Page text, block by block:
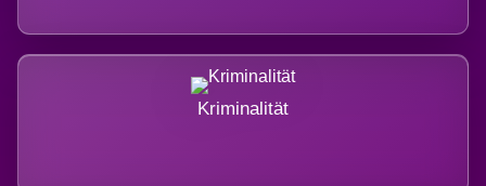
Kriminalität